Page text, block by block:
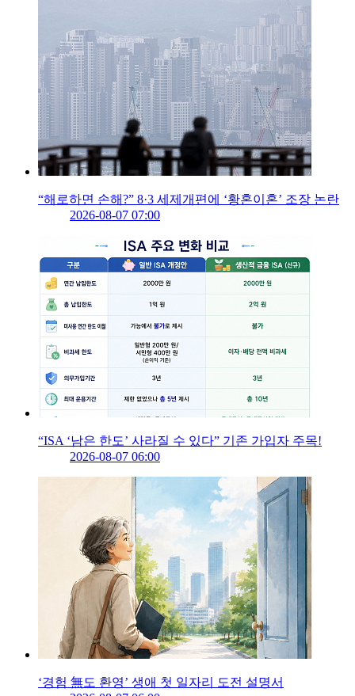
“해로하면 손해?” 8·3 세제개편에 ‘황혼이혼’ 조장 논란
2026-08-07 07:00
“ISA ‘남은 한도’ 사라질 수 있다” 기존 가입자 주목!
2026-08-07 06:00
‘경험 無도 환영’ 생애 첫 일자리 도전 설명서